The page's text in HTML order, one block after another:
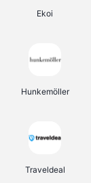
Ekoi
Hunkemöller
Traveldeal